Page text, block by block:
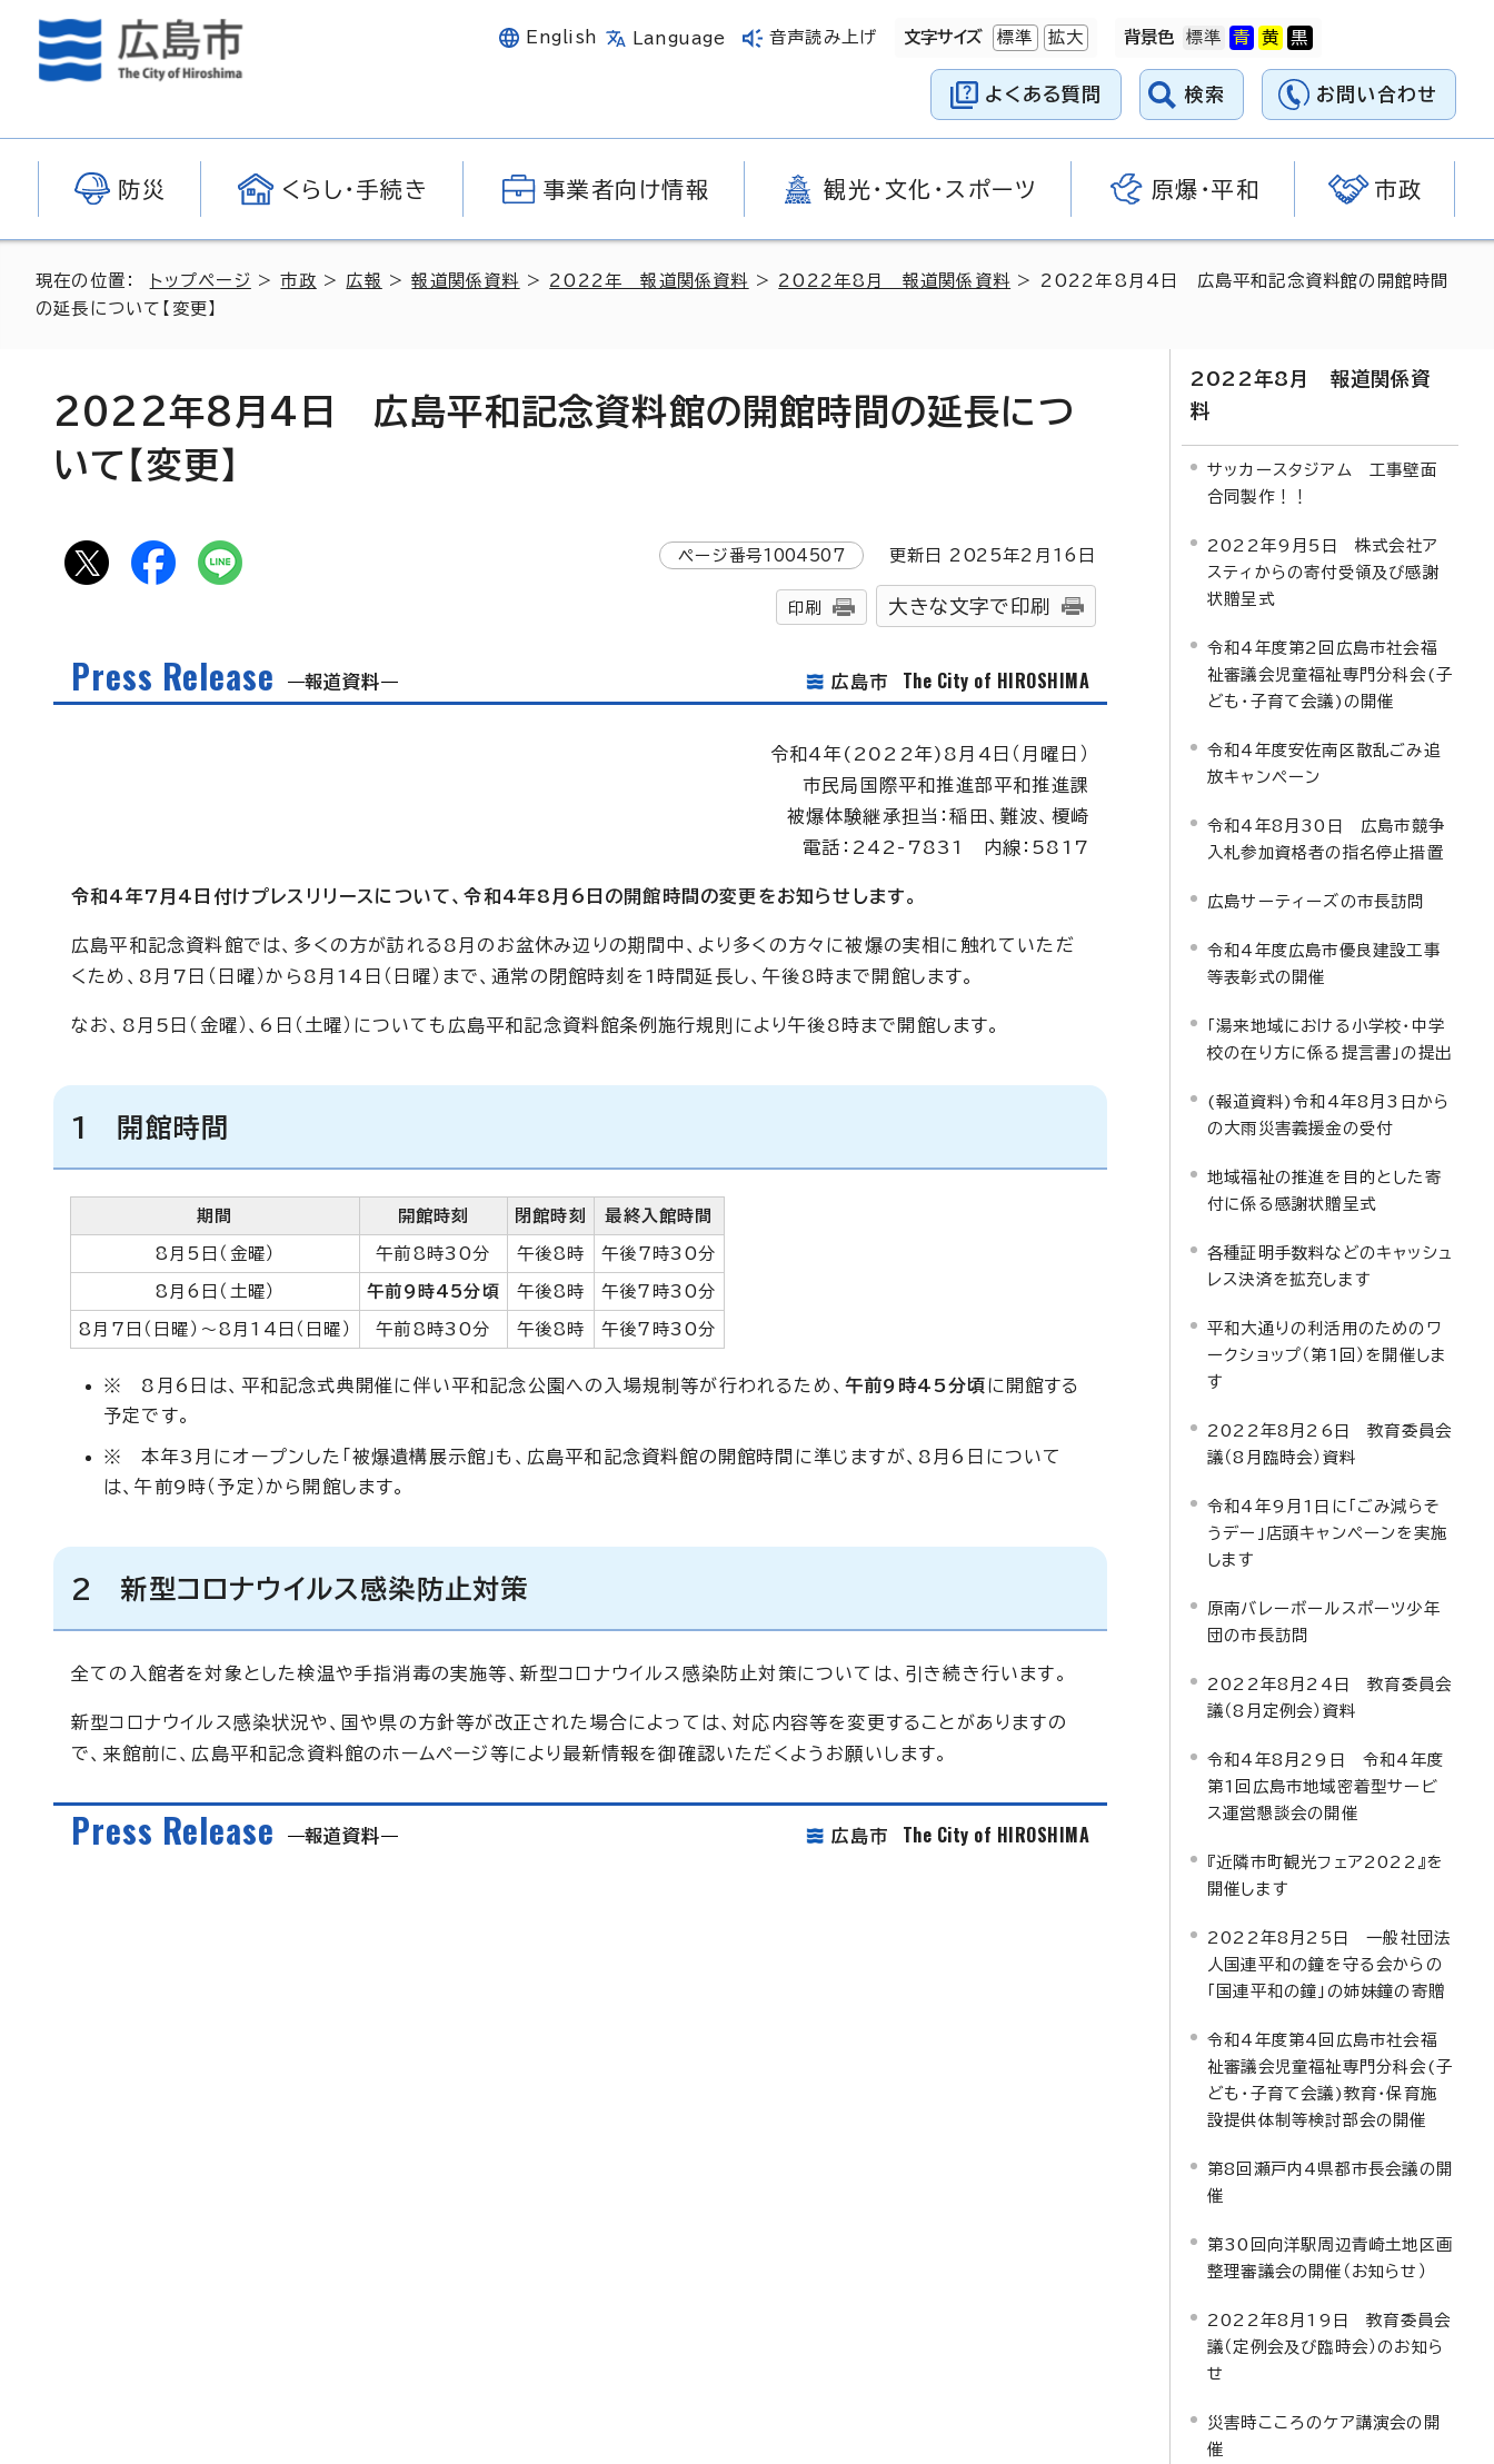
English Language 音声読み上げ 文字サイズ 標準 拡大 背景色
よくある質問 検索 お問い合わせ
防災 くらし・手続き 事業者向け情報 観光・文化・スポーツ 原爆・平和 市政
現在の位置： トップページ >市政 > 広報 >報道関係資料 > 2022年 報道関係資料 > 2022年8月 報道関係資料 > 2022年8月4日 広島平和記念資料館の開館時間
の延長について【変更】
2022年8月4日 広島平和記念資料館の開館時間の延長につ
いて【変更】
ページ番号1004507 更新日 2025年2月 16 日
印刷 大きな文字で印刷
Press Release 報道資料 広島市 The City of HIROSHIMA
令和4年(2022年)8月4日（月曜日）
市民局国際平和推進部平和推進課
被爆体験継承担当：稲田、難波、榎崎
電話：242-7831 内線：5817
令和4年7月4日付けプレスリリースについて、令和4年8月6日の開館時間の変更をお知らせします。
広島平和記念資料館では、多くの方が訪れる8月のお盆休み辺りの期間中、より多くの方々に被爆の実相に触れていただ
くため、8月7日（日曜）から8月14日（日曜）まで、通常の閉館時刻を1時間延長し、午後8時まで開館します。
なお、8月5日（金曜）、6日（土曜）についても広島平和記念資料館条例施行規則により午後8時まで開館します。
1 開館時間
期間 開館時刻 閉館時刻 最終入館時間
8月5日（金曜） 午前8時30分 午後8時 午後7時30分
8月6日（土曜） 午前9時45分頃 午後8時 午後7時30分
8月7日（日曜）～8月14日（日曜） 午前8時30分 午後8時 午後7時30分
※ 8月6日は、平和記念式典開催に伴い平和記念公園への入場規制等が行われるため、午前9時45分頃に開館する
予定です。
※ 本年3月にオープンした「被爆遺構展示館」も、広島平和記念資料館の開館時間に準じますが、8月6日について
は、午前9時（予定）から開館します。
2 新型コロナウイルス感染防止対策
全ての入館者を対象とした検温や手指消毒の実施等、新型コロナウイルス感染防止対策については、引き続き行います。
新型コロナウイルス感染状況や、国や県の方針等が改正された場合によっては、対応内容等を変更することがありますの
で、来館前に、広島平和記念資料館のホームページ等により最新情報を御確認いただくようお願いします。
Press Release 報道資料 広島市 The City of HIROSHIMA
2022年8月 報道関係資
料
サッカースタジアム 工事壁面
合同製作！！
2022年9月5日 株式会社ア
スティからの寄付受領及び感謝
状贈呈式
令和4年度第2回広島市社会福
祉審議会児童福祉専門分科会(子
ども・子育て会議)の開催
令和4年度安佐南区散乱ごみ追
放キャンペーン
令和4年8月30日 広島市競争
入札参加資格者の指名停止措置
広島サーティーズの市長訪問
令和4年度広島市優良建設工事
等表彰式の開催
「湯来地域における小学校・中学
校の在り方に係る提言書」の提出
(報道資料)令和4年8月3日から
の大雨災害義援金の受付
地域福祉の推進を目的とした寄
付に係る感謝状贈呈式
各種証明手数料などのキャッシュ
レス決済を拡充します
平和大通りの利活用のためのワ
ークショップ（第1回）を開催しま
す
2022年8月26日 教育委員会
議（8月臨時会）資料
令和4年9月1日に「ごみ減らそ
うデー」店頭キャンペーンを実施
します
原南バレーボールスポーツ少年
団の市長訪問
2022年8月24日 教育委員会
議（8月定例会）資料
令和4年8月29日 令和4年度
第1回広島市地域密着型サービ
ス運営懇談会の開催
『近隣市町観光フェア2022』を
開催します
2022年8月25日 一般社団法
人国連平和の鐘を守る会からの
「国連平和の鐘」の姉妹鐘の寄贈
令和4年度第4回広島市社会福
祉審議会児童福祉専門分科会(子
ども・子育て会議)教育・保育施
設提供体制等検討部会の開催
第8回瀬戸内4県都市長会議の開
催
第30回向洋駅周辺青崎土地区画
整理審議会の開催（お知らせ）
2022年8月19日 教育委員会
議（定例会及び臨時会）のお知ら
せ
災害時こころのケア講演会の開
催